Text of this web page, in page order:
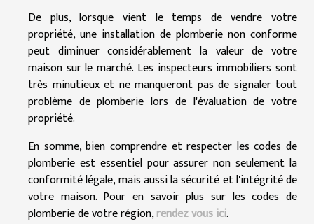
De plus, lorsque vient le temps de vendre votre
propriété, une installation de plomberie non conforme
peut diminuer considérablement la valeur de votre
maison sur le marché. Les inspecteurs immobiliers sont
très minutieux et ne manqueront pas de signaler tout
problème de plomberie lors de l'évaluation de votre
propriété.
En somme, bien comprendre et respecter les codes de
plomberie est essentiel pour assurer non seulement la
conformité légale, mais aussi la sécurité et l'intégrité de
votre maison. Pour en savoir plus sur les codes de
plomberie de votre région,rendez vous ici.